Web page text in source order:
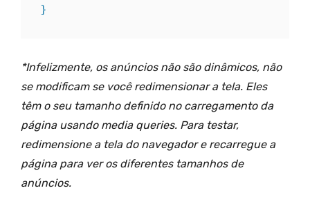
}
*Infelizmente, os anúncios não são dinâmicos, não
se modificam se você redimensionar a tela. Eles
têm o seu tamanho definido no carregamento da
página usando media queries. Para testar,
redimensione a tela do navegador e recarregue a
página para ver os diferentes tamanhos de
anúncios.